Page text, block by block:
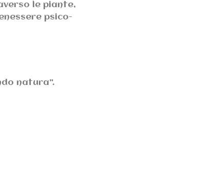
le piante,
psico-
natura”.